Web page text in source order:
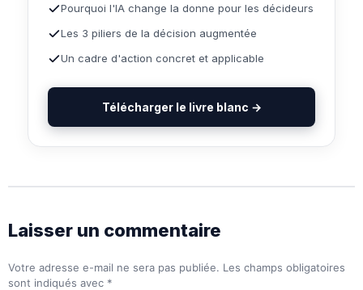
Pourquoi l'IA change la donne pour les décideurs
Les 3 piliers de la décision augmentée
Un cadre d'action concret et applicable
Télécharger le livre blanc →
Laisser un commentaire
Votre adresse e-mail ne sera pas publiée. Les champs obligatoires
sont indiqués avec *